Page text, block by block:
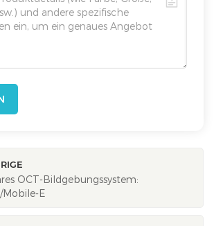
OCT-Bildgebungssystem:
Mobile-E